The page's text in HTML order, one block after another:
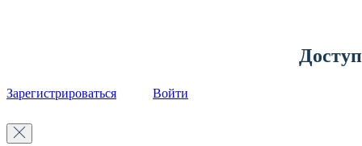
Зарегистрироваться Войти